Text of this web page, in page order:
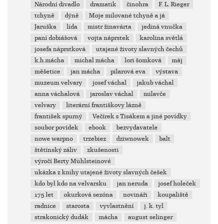
Národní divadlo
dramatik činohra
F. L. Rieger
tchyně
dýně
Moje milované tchyně a já
Jaruška
lída mistr žinavárta
jediná vnučka
paní dobiášová
vojta náprstek
karolina světlá
josefa náprstková
utajené životy slavných čechů
k.h.mácha
michal mácha lori šomková
máj
měšetice
jan mácha pilarová eva
výstava
muzeum velvary
josef váchal
jakub váchal
anna váchalová
jaroslav váchal
milavče
velvary
literární františkovy lázně
františek spurný
Večírek s Tisákem a jiné povídky
soubor povídek
ebook
bezvydavatele
nowe warpno
trzebiez dziwnowek
balt
štětínský záliv
zkušenosti
výročí Berty Mühlsteinové
ukázka z knihy utajené životy slavných češek
kdo byl kdo na velvarsku
jan neruda
josef holeček
175 let
okurková sezóna novináři
koupaliště
radnice
starosta vyvlastnění
j. k. tyl
strakonický dudák
mácha
august selinger